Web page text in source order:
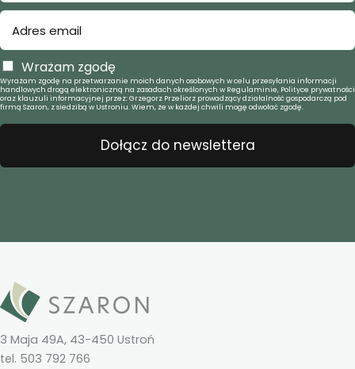
Wrażam zgodę
Wyrażam zgodę na przetwarzanie moich danych osobowych w celu przesyłania informacji
handlowych drogą elektroniczną na zasadach określonych w Regulaminie, Polityce prywatności
oraz klauzuli informacyjnej przez: Grzegorz Przeliorz prowadzący działalność gospodarczą pod
firmą Szaron, z siedzibą w Ustroniu. Wiem, że w każdej chwili mogę odwołać zgodę.
Dołącz do newslettera
3 Maja 49A, 43-450 Ustroń
tel. 503 792 766